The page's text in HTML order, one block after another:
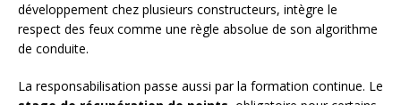
développement chez plusieurs constructeurs, intègre le
respect des feux comme une règle absolue de son algorithme
de conduite.
La responsabilisation passe aussi par la formation continue. Le